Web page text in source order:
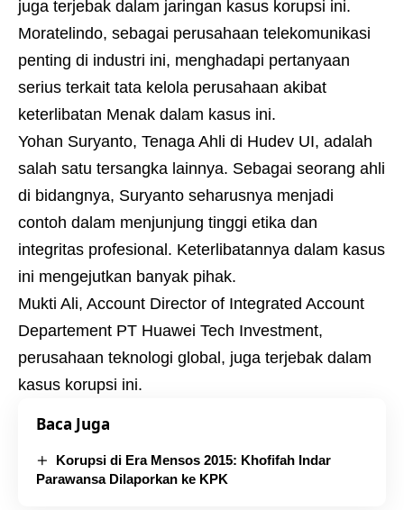
juga terjebak dalam jaringan kasus korupsi ini.
Moratelindo, sebagai perusahaan telekomunikasi
penting di industri ini, menghadapi pertanyaan
serius terkait tata kelola perusahaan akibat
keterlibatan Menak dalam kasus ini.
Yohan Suryanto, Tenaga Ahli di Hudev UI, adalah
salah satu tersangka lainnya. Sebagai seorang ahli
di bidangnya, Suryanto seharusnya menjadi
contoh dalam menjunjung tinggi etika dan
integritas profesional. Keterlibatannya dalam kasus
ini mengejutkan banyak pihak.
Mukti Ali, Account Director of Integrated Account
Departement PT Huawei Tech Investment,
perusahaan teknologi global, juga terjebak dalam
kasus korupsi ini.
Baca Juga
Korupsi di Era Mensos 2015: Khofifah Indar
Parawansa Dilaporkan ke KPK